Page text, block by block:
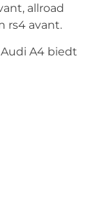
allroad
rs4 avant.
A4 biedt